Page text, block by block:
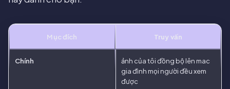
Mục đích Truy vấn
Chính
ảnh của tôi đồng bộ lên mac
gia đình mọi người đều xem
được